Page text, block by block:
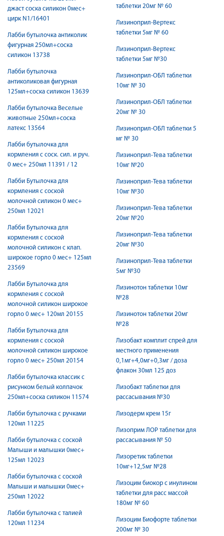
джаст соска силикон 0мес+
цирк N1/16401
Лабби бутылочка антиколик
фигурная 250мл+соска
силикон 13738
Лабби бутылочка
антиколиковая фигурная
125мл+соска силикон 13639
Лабби бутылочка Веселые
животные 250мл+соска
латекс 13564
Лабби бутылочка для
кормления с соск. сил. и руч.
0 мес+ 250мл 11391 / 12
Лабби Бутылочка для
кормления с соской
молочной силикон 0 мес+
250мл 12021
Лабби Бутылочка для
кормления с соской
молочной силикон с клап.
широкое горло 0 мес+ 125мл
23569
Лабби Бутылочка для
кормления с соской
молочной силикон широкое
горло 0 мес+ 120мл 20155
Лабби Бутылочка для
кормления с соской
молочной силикон широкое
горло 0 мес+ 250мл 20154
Лабби бутылочка классик с
рисунком белый колпачок
250мл+соска силикон 11574
Лабби бутылочка с ручками
120мл 11225
Лабби бутылочка с соской
Малыши и малышки 0мес+
125мл 12023
Лабби бутылочка с соской
Малыши и малышки 0мес+
250мл 12022
Лабби бутылочка с талией
120мл 11234
таблетки 20мг № 60
Лизиноприл-Вертекс
таблетки 5мг № 60
Лизиноприл-Вертекс
таблетки 5мг №30
Лизиноприл-ОБЛ таблетки
10мг № 30
Лизиноприл-ОБЛ таблетки
20мг № 30
Лизиноприл-ОБЛ таблетки 5
мг № 30
Лизиноприл-Тева таблетки
10мг №20
Лизиноприл-Тева таблетки
10мг №30
Лизиноприл-Тева таблетки
20мг №20
Лизиноприл-Тева таблетки
20мг №30
Лизиноприл-Тева таблетки
5мг №30
Лизинотон таблетки 10мг
№28
Лизинотон таблетки 20мг
№28
Лизобакт комплит спрей для
местного применения
0,1мг+4,0мг+0,3мг / доза
флакон 30мл 125 доз
Лизобакт таблетки для
рассасывания №30
Лизодерм крем 15г
Лизоприм ЛОР таблетки для
рассасывания № 50
Лизоретик таблетки
10мг+12,5мг №28
Лизоцим биокор с инулином
таблетки для расс массой
180мг № 60
Лизоцим Биофорте таблетки
200мг № 30